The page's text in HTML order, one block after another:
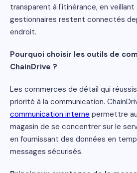
transparent à l'itinérance, en veillant
gestionnaires restent connectés
endroit.
Pourquoi choisir les outils de
ChainDrive ?
Les commerces de détail qui
priorité à la communication.
communication interne permettre
magasin de se concentrer sur le
en fournissant des données en
messages sécurisés.